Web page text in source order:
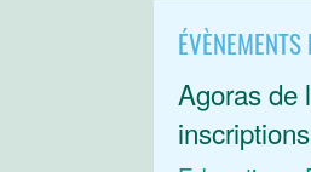
Agoras de